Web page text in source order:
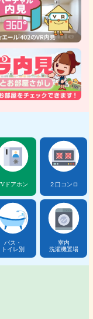
ドアホン ２口コンロ
バス・
トイレ別
室内
洗濯機置場